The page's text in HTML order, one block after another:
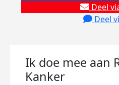
Deel
Deel
Ik doe mee aan
Kanker